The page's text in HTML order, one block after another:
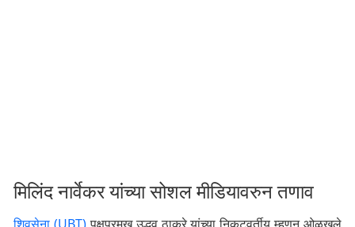
मिलिंद नार्वेकर यांच्या सोशल मीडियावरुन तणाव